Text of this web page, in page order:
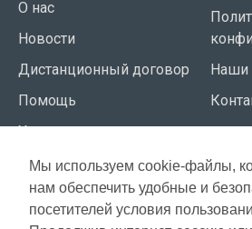
Мы используем cookie-файлы,
нам обеспечить удобные и
посетителей условия
О нас
Новости
Дистанционный договор
Помощь
Условия использования
Наши
СЕРВИС КЛИЕНТОВ
Доставка